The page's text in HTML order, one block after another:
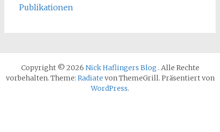
Publikationen
Copyright © 2026 Nick Haflingers Blog . Alle Rechte
vorbehalten. Theme: Radiate von ThemeGrill. Präsentiert von
WordPress.